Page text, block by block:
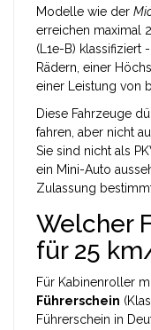
Modelle wie der
erreichen maximal
(L1e-B) klassifiziert
Rädern, einer
einer Leistung von
Diese Fahrzeuge
fahren, aber nicht
Sie sind nicht als
ein Mini-Auto
Zulassung
Welcher
für 25
Für Kabinenroller
Führerschein
Führerschein in